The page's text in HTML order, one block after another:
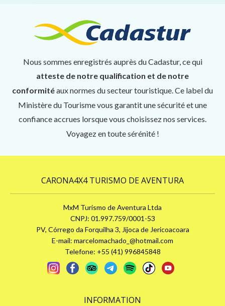
Nous sommes enregistrés auprès du Cadastur, ce qui
atteste de notre qualification et de notre
conformitéaux normes du secteur touristique. Ce label du
Ministère du Tourisme vous garantit une sécurité et une
confiance accrues lorsque vous choisissez nos services.
Voyagez en toute sérénité !
CARONA4X4 TURISMO DE AVENTURA
MxM Turismo de Aventura Ltda
CNPJ: 01.997.759/0001-53
PV, Córrego da Forquilha 3, Jijoca de Jericoacoara
E-mail: marcelomachado_@hotmail.com
Telefone: +55 (41) 996845848
INFORMATION